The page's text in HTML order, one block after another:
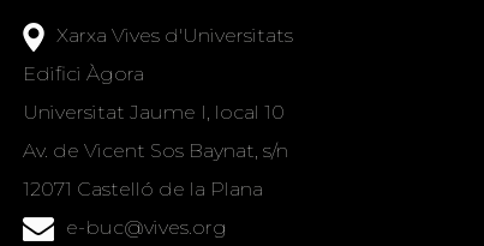
Xarxa Vives d'Universitats
Edifici Àgora
Universitat Jaume I, local 10
Av. de Vicent Sos Baynat, s/n
12071 Castelló de la Plana
e-buc@vives.org